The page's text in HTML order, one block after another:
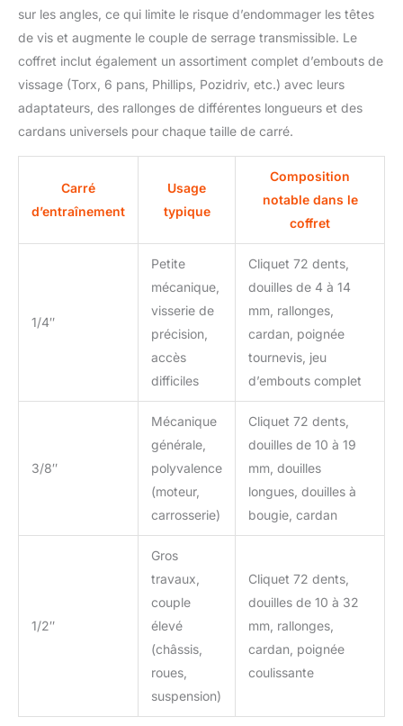
sur les angles, ce qui limite le risque d’endommager les têtes
de vis et augmente le couple de serrage transmissible. Le
coffret inclut également un assortiment complet d’embouts de
vissage (Torx, 6 pans, Phillips, Pozidriv, etc.) avec leurs
adaptateurs, des rallonges de différentes longueurs et des
cardans universels pour chaque taille de carré.
Carré
d’entraînement
Usage
typique
Composition
notable dans le
coffret
1/4″
Petite
mécanique,
visserie de
précision,
accès
difficiles
Cliquet 72 dents,
douilles de 4 à 14
mm, rallonges,
cardan, poignée
tournevis, jeu
d’embouts complet
3/8″
Mécanique
générale,
polyvalence
(moteur,
carrosserie)
Cliquet 72 dents,
douilles de 10 à 19
mm, douilles
longues, douilles à
bougie, cardan
1/2″
Gros
travaux,
couple
élevé
(châssis,
roues,
suspension)
Cliquet 72 dents,
douilles de 10 à 32
mm, rallonges,
cardan, poignée
coulissante